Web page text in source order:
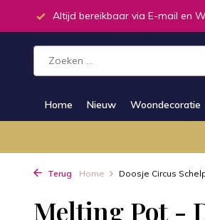
Altijd bereikbaar via E-mail en
Home Nieuw Woondecoratie
Terug Home Doosje Circus
Melting Pot -